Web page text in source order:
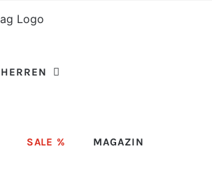
HERREN
SALE % MAGAZIN